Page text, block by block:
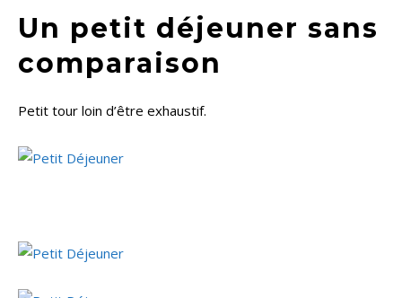
Un petit déjeuner sans
comparaison
Petit tour loin d’être exhaustif.